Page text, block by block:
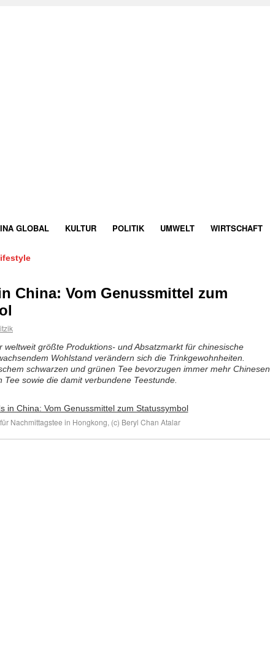
GLOBAL KULTUR POLITIK UMWELT WIRTSCHAFT
China: Vom Genussmittel zum
weltweit größte Produktions- und Absatzmarkt für chinesische
Wohlstand verändern sich die Trinkgewohnheiten.
schwarzen und grünen Tee bevorzugen immer mehr Chinesen
Tee sowie die damit verbundene Teestunde.
Nachmittagstee in Hongkong, (c) Beryl Chan Atalar